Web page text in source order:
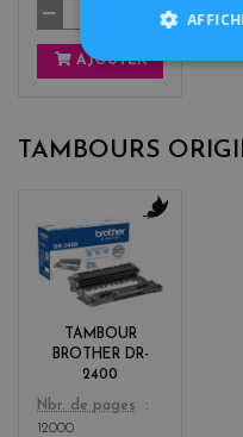
AJOUTER
TAMBOURS
TAMBOUR
BROTHER DR-
2400
Color
a
Nbr. de pages
12000